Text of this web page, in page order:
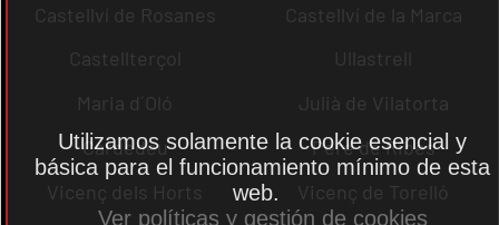
Castellví de Rosanes
Castellví de la Marca
Castellterçol
Ullastrell
Maria d´Oló
Julià de Vilatorta
Cardedeu
Pere de Ribes
Vicenç dels Horts
Vicenç de Torelló
Utilizamos solamente la cookie esencial y
básica para el funcionamiento mínimo de esta
web.
Ver políticas y gestión de cookies